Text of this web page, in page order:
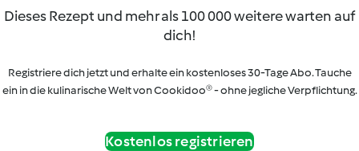
Dieses Rezept und mehr als 100 000 weitere warten auf
dich!
Registriere dich jetzt und erhalte ein kostenloses 30-Tage Abo. Tauche
ein in die kulinarische Welt von Cookidoo® - ohne jegliche Verpflichtung.
Kostenlos registrieren